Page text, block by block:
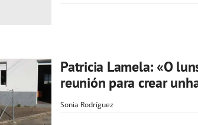
Patricia Lamela: «O
reunión para crear
Sonia Rodríguez